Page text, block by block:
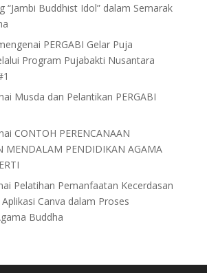
“Jambi Buddhist Idol” dalam Semarak
PERGABI Gelar Puja
Program Pujabakti Nusantara
Musda dan Pelantikan PERGABI
CONTOH PERENCANAAN
MENDALAM PENDIDIKAN AGAMA
Pelatihan Pemanfaatan Kecerdasan
Canva dalam Proses
Buddha